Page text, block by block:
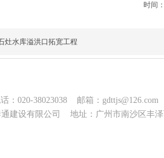
时间
灶水库溢洪口拓宽工程
：020-38023038 邮箱：
建设有限公司 地址：广州市南沙区丰泽